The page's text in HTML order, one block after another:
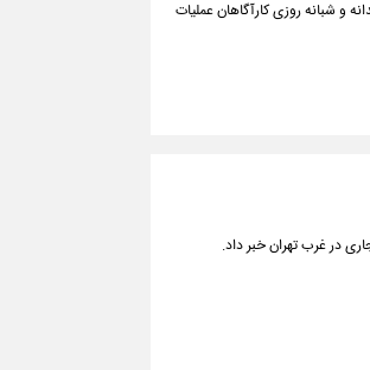
و شبانه روزی کارآگاهان عملیات
در غرب تهران خبر داد.